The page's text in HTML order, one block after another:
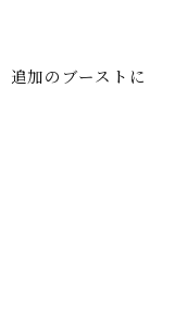
加のブーストに